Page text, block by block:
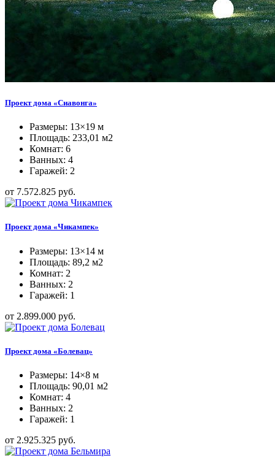
Проект дома «Сиавонга»
Размеры: 13×19 м
Площадь: 233,01 м2
Комнат: 6
Ванных: 4
Гаражей: 2
от 7.572.825 руб.
Проект дома «Чикампек»
Размеры: 13×14 м
Площадь: 89,2 м2
Комнат: 2
Ванных: 2
Гаражей: 1
от 2.899.000 руб.
Проект дома «Болевац»
Размеры: 14×8 м
Площадь: 90,01 м2
Комнат: 4
Ванных: 2
Гаражей: 1
от 2.925.325 руб.